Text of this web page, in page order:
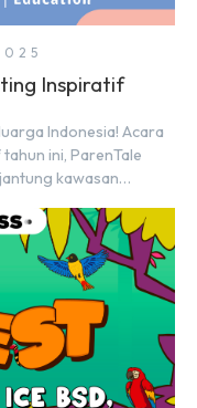
Inspiratif
Indonesia! Acara
ini, ParenTale
kawasan
penuh, yaitu pada 2
Parentstory dan […]